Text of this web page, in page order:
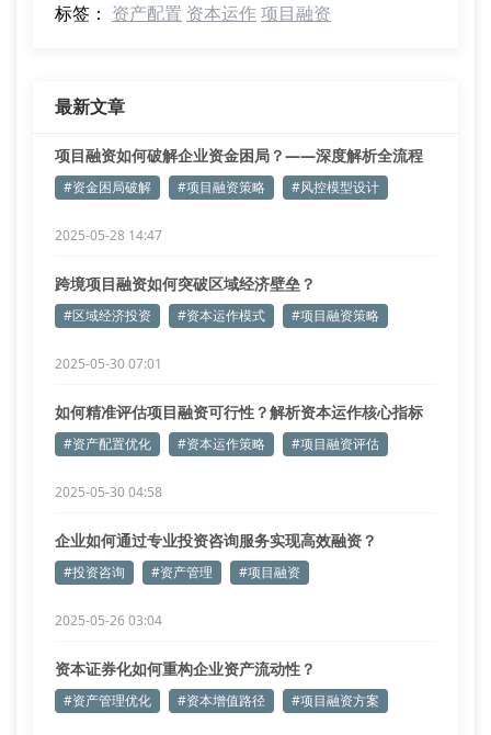
标签： 资产配置 资本运作项目融资
最新文章
项目融资如何破解企业资金困局？——深度解析全流程
风控策略
#资金困局破解 #项目融资策略 #风控模型设计
2025-05-28 14:47
跨境项目融资如何突破区域经济壁垒？
#区域经济投资 #资本运作模式 #项目融资策略
2025-05-30 07:01
如何精准评估项目融资可行性？解析资本运作核心指标
#资产配置优化 #资本运作策略 #项目融资评估
2025-05-30 04:58
企业如何通过专业投资咨询服务实现高效融资？
#投资咨询 #资产管理 #项目融资
2025-05-26 03:04
资本证券化如何重构企业资产流动性？
#资产管理优化 #资本增值路径 #项目融资方案